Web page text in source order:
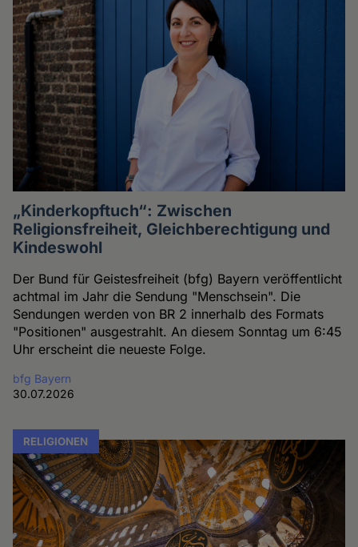
„Kinderkopftuch“: Zwischen
Religionsfreiheit, Gleichberechtigung und
Kindeswohl
Der Bund für Geistesfreiheit (bfg) Bayern veröffentlicht
achtmal im Jahr die Sendung "Menschsein". Die
Sendungen werden von BR 2 innerhalb des Formats
"Positionen" ausgestrahlt. An diesem Sonntag um 6:45
Uhr erscheint die neueste Folge.
bfg Bayern
30.07.2026
RELIGIONEN